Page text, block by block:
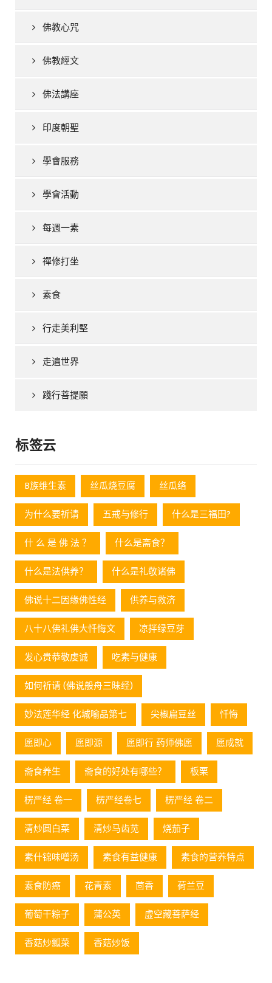
佛教心咒
佛教經文
佛法講座
印度朝聖
學會服務
學會活動
每週一素
禪修打坐
素食
行走美利堅
走遍世界
踐行菩提願
标签云
B族维生素 丝瓜烧豆腐 丝瓜络
为什么要祈请 五戒与修行 什么是三福田?
什 么 是 佛 法 ？ 什么是斋食？
什么是法供养？ 什么是礼敬诸佛
佛说十二因缘佛性经 供养与救济
八十八佛礼佛大忏悔文 凉拌绿豆芽
发心贵恭敬虔诚 吃素与健康
如何祈请 (佛说般舟三昧经)
妙法莲华经 化城喻品第七 尖椒扁豆丝 忏悔
愿即心 愿即源 愿即行 药师佛愿 愿成就
斋食养生 斋食的好处有哪些？ 板栗
楞严经 卷一 楞严经卷七 楞严经 卷二
清炒圆白菜 清炒马齿苋 烧茄子
素什锦味噌汤 素食有益健康 素食的营养特点
素食防癌 花青素 茴香 荷兰豆
葡萄⼲粽⼦ 蒲公英 虚空藏菩萨经
香菇炒瓢菜 香菇炒饭